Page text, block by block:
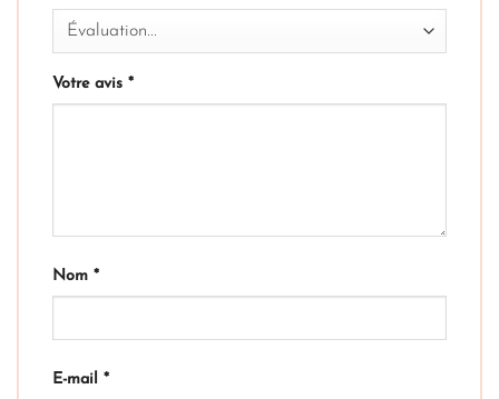
Votre avis *
Nom *
E-mail *